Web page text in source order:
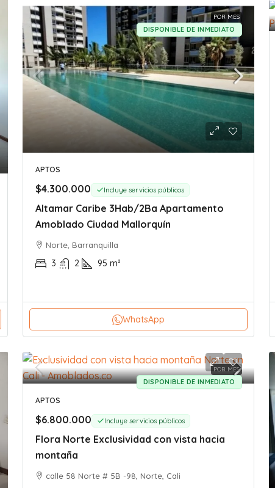
POR MES
DISPONIBLE DE INMEDIATO
APTOS
$4.300.000 Incluye servicios públicos
Altamar Caribe 3Hab/2Ba Apartamento
Amoblado Ciudad Mallorquín
Norte, Barranquilla
3 2 95 m²
WhatsApp
POR MES
DISPONIBLE DE INMEDIATO
APTOS
$6.800.000 Incluye servicios públicos
Flora Norte Exclusividad con vista hacia
montaña
calle 58 Norte # 5B -98, Norte, Cali